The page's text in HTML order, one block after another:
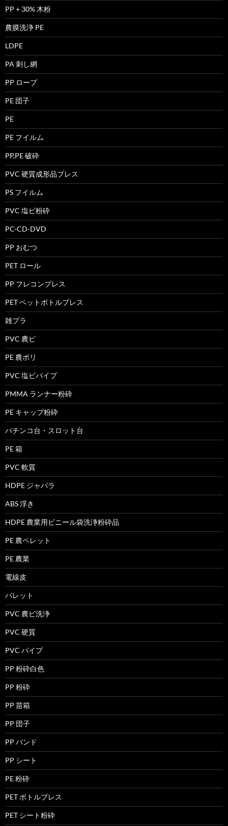
PP + 30% 木粉
農膜洗浄 PE
LDPE
PA 刺し網
PP ロープ
PE 団子
PE
PE フイルム
PP,PE 破砕
PVC 硬質成形品プレス
PS フイルム
PVC 塩ビ粉砕
PC-CD-DVD
PP おむつ
PET ロール
PP フレコンプレス
PET ペットボトルプレス
雑プラ
PVC 農ビ
PE 農ポリ
PVC 塩ビパイプ
PMMA ランナー粉砕
PE キャップ粉砕
パチンコ台・スロット台
PE 箱
PVC 軟質
HDPE ジャバラ
ABS 浮き
HDPE 農業用ビニール袋洗浄粉砕品
PE 農ペレット
PE 農業
電線皮
パレット
PVC 農ビ洗浄
PVC 硬質
PVC パイプ
PP 粉砕白色
PP 粉砕
PP 苗箱
PP 団子
PP バンド
PP シート
PE 粉砕
PET ボトルプレス
PET シート粉砕